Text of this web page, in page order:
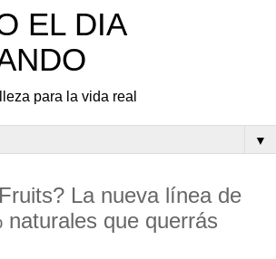
EL DIA
para la vida real
▼
La nueva línea de
naturales que querrás